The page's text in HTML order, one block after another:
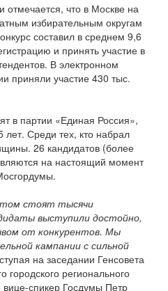
что в Москве на
избирательным округам
составил в среднем 9,6
и принять участие в
В электронном
приняли участие 430 тыс.
в партии «Единая Россия»,
Среди тех, кто набрал
26 кандидатов (более
на настоящий момент
стоят тысячи
выступили достойно,
от конкурентов. Мы
кампании с сильной
на заседании Генсовета
городского регионального
спикер Госдумы Петр